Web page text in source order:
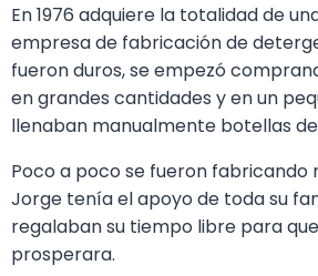
En 1976 adquiere la totalidad de
empresa de fabricación de
fueron duros, se empezó
en grandes cantidades y en un
llenaban manualmente botellas de
Poco a poco se fueron fabricando
Jorge tenía el apoyo de toda su
regalaban su tiempo libre para
prosperara.